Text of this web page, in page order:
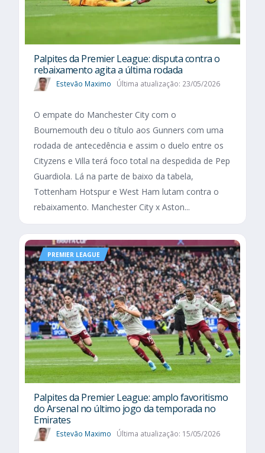
Palpites da Premier League: disputa contra o
rebaixamento agita a última rodada
Estevão Maximo Última atualização: 23/05/2026
O empate do Manchester City com o
Bournemouth deu o título aos Gunners com uma
rodada de antecedência e assim o duelo entre os
Cityzens e Villa terá foco total na despedida de Pep
Guardiola. Lá na parte de baixo da tabela,
Tottenham Hotspur e West Ham lutam contra o
rebaixamento. Manchester City x Aston...
PREMIER LEAGUE
Palpites da Premier League: amplo favoritismo
do Arsenal no último jogo da temporada no
Emirates
Estevão Maximo Última atualização: 15/05/2026